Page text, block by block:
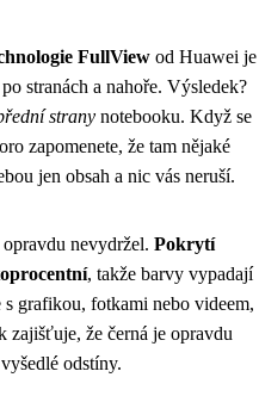
FullView od Huawei je
stranách a nahoře. Výsledek?
strany notebooku. Když se
zapomenete, že tam nějaké
jen obsah a nic vás neruší.
nevydržel. Pokrytí
, takže barvy vypadají
grafikou, fotkami nebo videem,
zajišťuje, že černá je opravdu
odstíny.